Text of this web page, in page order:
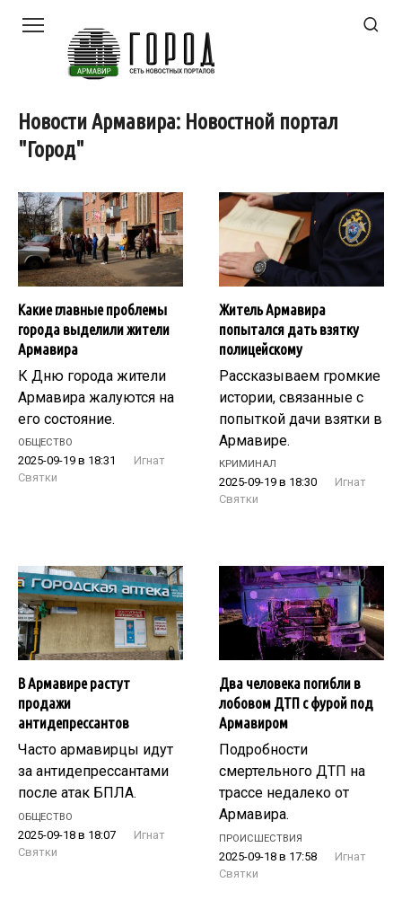
Новости Армавира: Новостной портал
"Город"
Какие главные проблемы
города выделили жители
Армавира
К Дню города жители
Армавира жалуются на
его состояние.
ОБЩЕСТВО
2025-09-19 в 18:31
Игнат
Святки
Житель Армавира
попытался дать взятку
полицейскому
Рассказываем громкие
истории, связанные с
попыткой дачи взятки в
Армавире.
КРИМИНАЛ
2025-09-19 в 18:30
Игнат
Святки
В Армавире растут
продажи
антидепрессантов
Часто армавирцы идут
за антидепрессантами
после атак БПЛА.
ОБЩЕСТВО
2025-09-18 в 18:07
Игнат
Святки
Два человека погибли в
лобовом ДТП с фурой под
Армавиром
Подробности
смертельного ДТП на
трассе недалеко от
Армавира.
ПРОИСШЕСТВИЯ
2025-09-18 в 17:58
Игнат
Святки